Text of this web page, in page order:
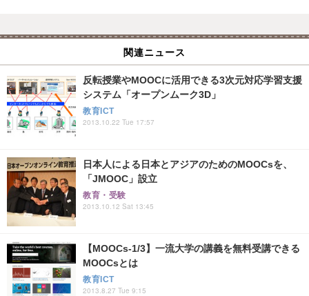
関連ニュース
反転授業やMOOCに活用できる3次元対応学習支援
システム「オープンムーク3D」
教育ICT
2013.10.22 Tue 17:57
日本人による日本とアジアのためのMOOCsを、
「JMOOC」設立
教育・受験
2013.10.12 Sat 13:45
【MOOCs-1/3】一流大学の講義を無料受講できる
MOOCsとは
教育ICT
2013.8.27 Tue 9:15